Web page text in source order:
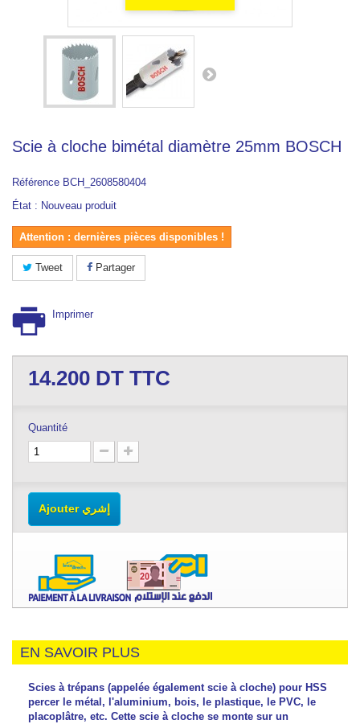
Scie à cloche bimétal diamètre 25mm BOSCH
Référence BCH_2608580404
État : Nouveau produit
Attention : dernières pièces disponibles !
Tweet Partager
Imprimer
14.200 DT TTC
Quantité
Ajouter إشري
EN SAVOIR PLUS
Scies à trépans (appelée également scie à cloche) pour HSS
percer le métal, l'aluminium, bois, le plastique, le PVC, le
placoplâtre, etc. Cette scie à cloche se monte sur un